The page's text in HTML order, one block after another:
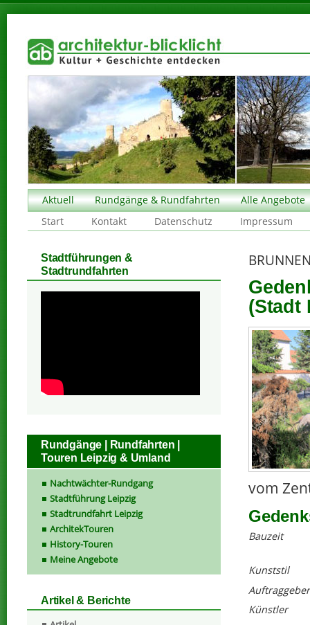
Aktuell Rundgänge & Rundfahrten
Alle Angebote
Start
Kontakt Datenschutz Impressum
(Stadt
vom
Bauzeit
Kunststil
Auftraggeber
Künstler
Stadtführungen &
Stadtrundfahrten
Rundgänge | Rundfahrten |
Touren Leipzig & Umland
Nachtwächter-Rundgang
Stadtführung Leipzig
Stadtrundfahrt Leipzig
ArchitekTouren
History-Touren
Meine Angebote
Artikel & Berichte